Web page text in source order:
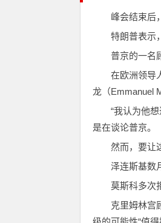
峰会结束后
特朗普表示
普京的一名
在欧洲领导
龙（Emmanuel
“我认为他
是在谈论普京。
然而，要让
泽连斯基数
莫斯科多次
克里姆林宫